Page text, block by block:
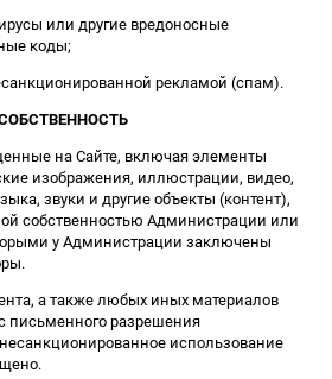
или другие вредоносные
коды;
рекламой (спам).
на Сайте, включая элементы
изображения, иллюстрации, видео,
звуки и другие объекты (контент),
собственностью Администрации или
у Администрации заключены
а также любых иных материалов
письменного разрешения
использование